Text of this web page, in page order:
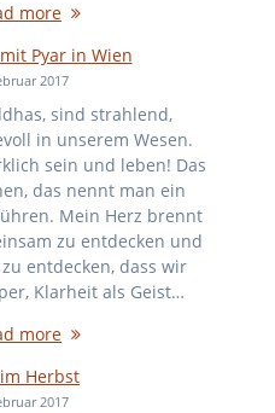
more
Pyar in Wien
2017
sind strahlend,
in unserem Wesen.
sein und leben! Das
das nennt man ein
Mein Herz brennt
zu entdecken und
entdecken, dass wir
Klarheit als Geist…
more
Herbst
2017